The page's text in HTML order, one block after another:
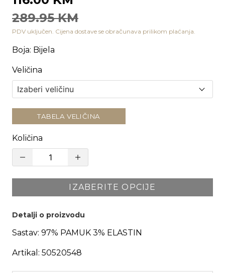
289.95 KM
PDV uključen. Cijena dostave se obračunava prilikom plaćanja.
Boja: Bijela
Veličina
TABELA VELIČINA
Količina
IZABERITE OPCIJE
Detalji o proizvodu
Sastav: 97% PAMUK 3% ELASTIN
Artikal: 50520548